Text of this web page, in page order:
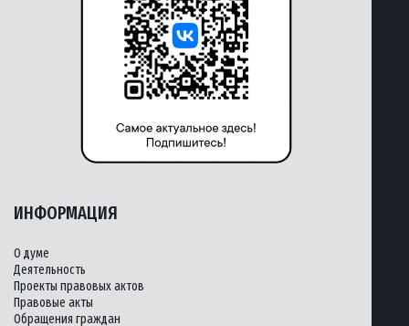
ИНФОРМАЦИЯ
О думе
Деятельность
Проекты правовых актов
Правовые акты
Обращения граждан